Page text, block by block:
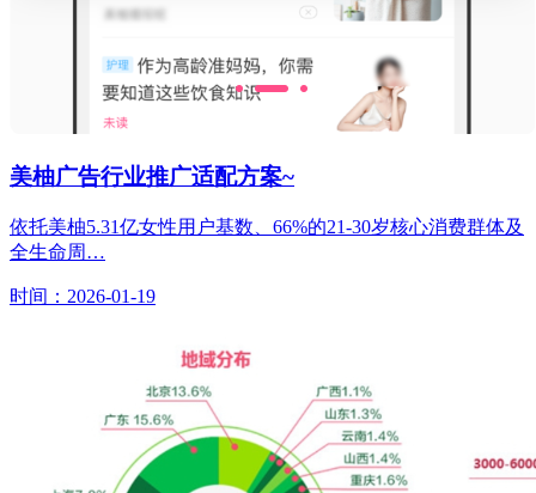
美柚广告行业推广适配方案~
依托美柚5.31亿女性用户基数、66%的21-30岁核心消费群体及
全生命周…
时间：2026-01-19